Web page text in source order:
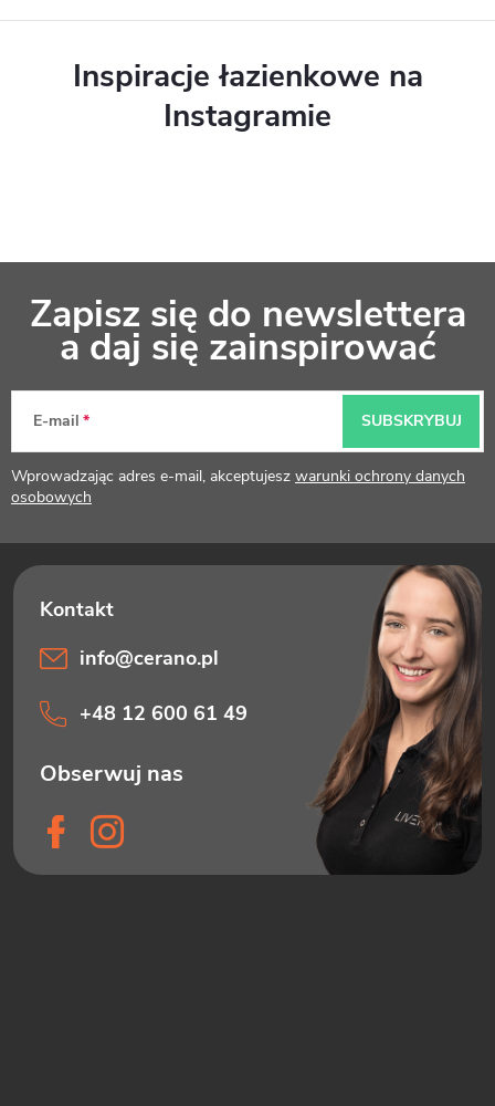
Inspiracje łazienkowe na
Instagramie
k
a
Zapisz się do newslettera
a daj się zainspirować
E-mail
Wprowadzając adres e-mail, akceptujesz warunki ochrony danych
osobowych
SUBSKRYBUJ
info@cerano.pl
+48 12 600 61 49